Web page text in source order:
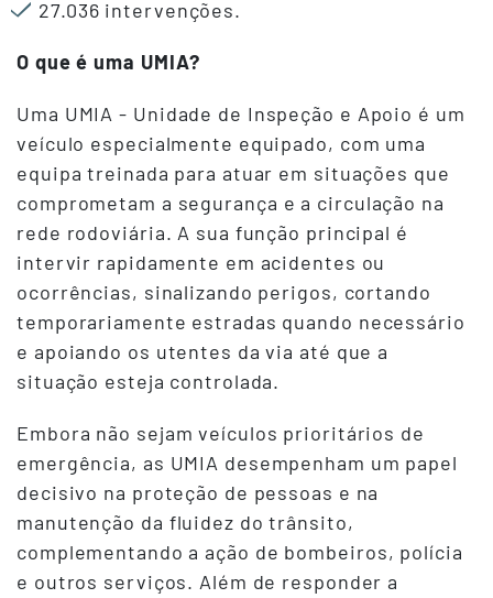
27.036 intervenções.
O que é uma UMIA?
Uma UMIA - Unidade de Inspeção e Apoio é um
veículo especialmente equipado, com uma
equipa treinada para atuar em situações que
comprometam a segurança e a circulação na
rede rodoviária. A sua função principal é
intervir rapidamente em acidentes ou
ocorrências, sinalizando perigos, cortando
temporariamente estradas quando necessário
e apoiando os utentes da via até que a
situação esteja controlada.
Embora não sejam veículos prioritários de
emergência, as UMIA desempenham um papel
decisivo na proteção de pessoas e na
manutenção da fluidez do trânsito,
complementando a ação de bombeiros, polícia
e outros serviços. Além de responder a